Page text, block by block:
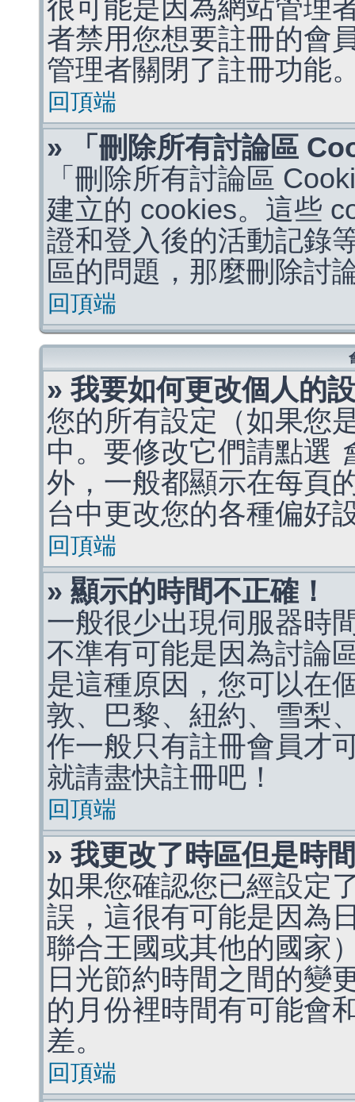
很可能是因為網站管理
者禁用您想要註冊的會
管理者關閉了註冊功能
回頂端
» 「刪除所有討論區
「刪除所有討論區
建立的 cookies。這些
證和登入後的活動記錄
區的問題，那麼刪除討
回頂端
» 我要如何更改個人的
您的所有設定（如果您
中。要修改它們請點選
外，一般都顯示在每頁
台中更改您的各種偏好
回頂端
» 顯示的時間不正確！
一般很少出現伺服器時
不準有可能是因為討論
是這種原因，您可以在
敦、巴黎、紐約、雪梨
作一般只有註冊會員才
就請盡快註冊吧！
回頂端
» 我更改了時區但是時
如果您確認您已經設定
誤，這很有可能是因為
聯合王國或其他的國家
日光節約時間之間的變
的月份裡時間有可能會
差。
回頂端